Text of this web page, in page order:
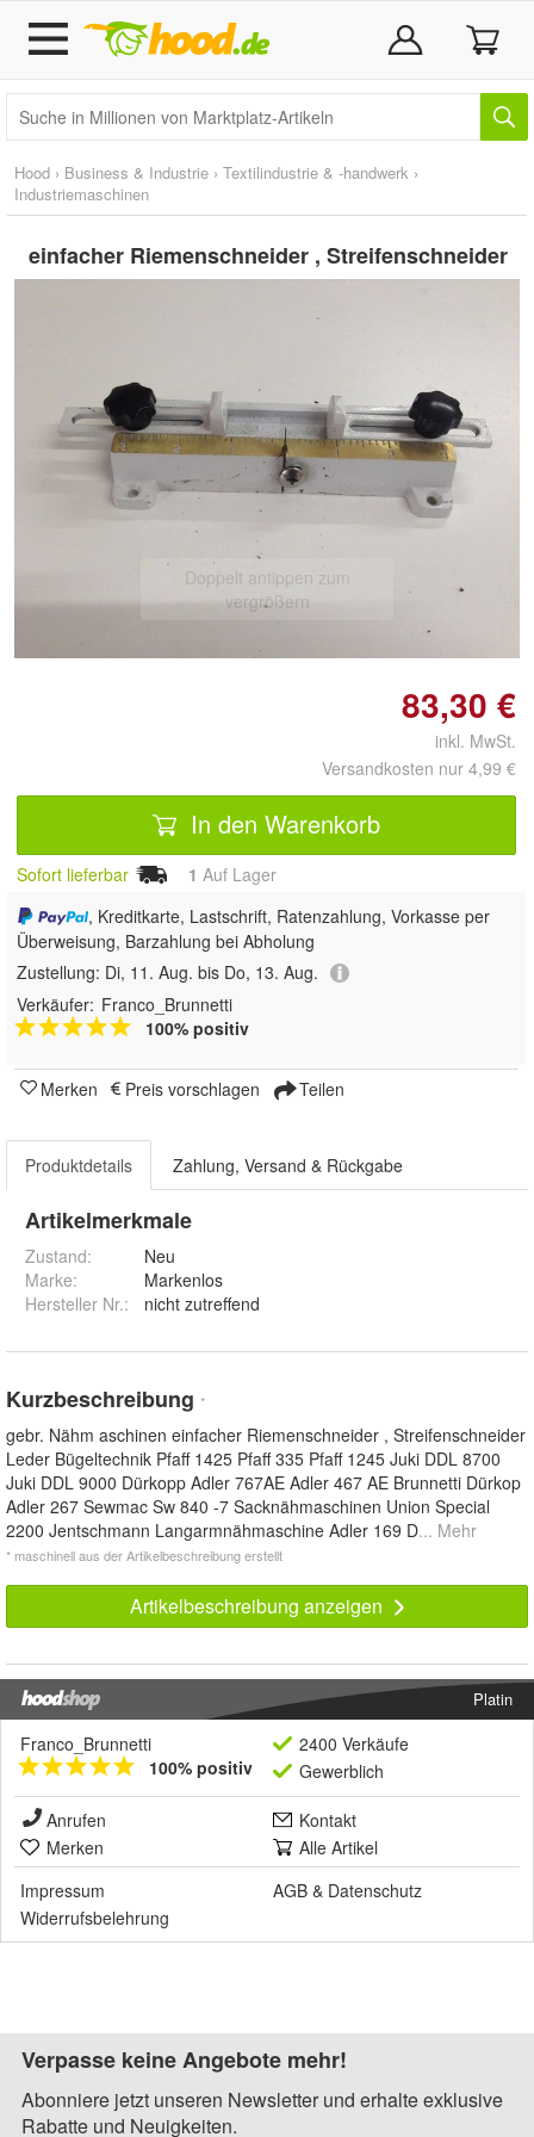
Hood › Business & Industrie › Textilindustrie & -handwerk ›
Industriemaschinen
einfacher Riemenschneider , Streifenschneider
Doppelt antippen zum
vergrößern
83,30 €
inkl. MwSt.
Versandkosten nur 4,99 €
In den Warenkorb
Sofort lieferbar 1 Auf Lager
, Kreditkarte, Lastschrift, Ratenzahlung, Vorkasse per
Überweisung, Barzahlung bei Abholung
Zustellung: Di, 11. Aug. bis Do, 13. Aug.
Verkäufer: Franco_Brunnetti
100% positiv
Merken Preis vorschlagen Teilen
Produktdetails Zahlung, Versand & Rückgabe
Artikelmerkmale
Zustand:
Neu
Marke:
Markenlos
Hersteller Nr.:
nicht zutreffend
Kurzbeschreibung *
gebr. Nähm aschinen einfacher Riemenschneider , Streifenschneider
Leder Bügeltechnik Pfaff 1425 Pfaff 335 Pfaff 1245 Juki DDL 8700
Juki DDL 9000 Dürkopp Adler 767AE Adler 467 AE Brunnetti Dürkop
Adler 267 Sewmac Sw 840 -7 Sacknähmaschinen Union Special
2200 Jentschmann Langarmnähmaschine Adler 169 D... Mehr
* maschinell aus der Artikelbeschreibung erstellt
Artikelbeschreibung anzeigen
Platin
Franco_Brunnetti
100% positiv
2400 Verkäufe
Gewerblich
Anrufen
Kontakt
Merken
Alle Artikel
Impressum
AGB & Datenschutz
Widerrufsbelehrung
Verpasse keine Angebote mehr!
Abonniere jetzt unseren Newsletter und erhalte exklusive
Rabatte und Neuigkeiten.